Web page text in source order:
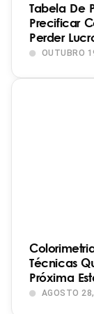
Tabela De
Precificar
Perder
OUTUBRO
Técnicas
Próxima
AGOSTO